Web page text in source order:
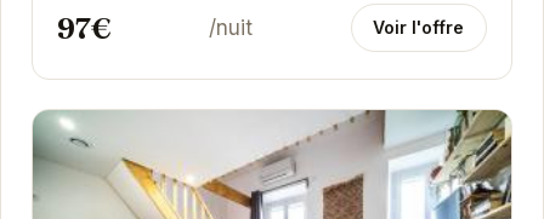
97€ /nuit Voir l'offre